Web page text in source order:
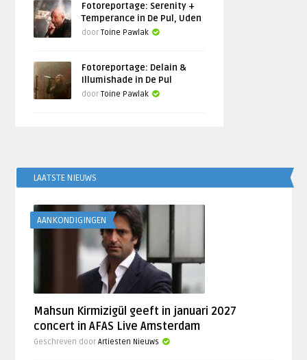
Fotoreportage: Serenity +
Temperance in De Pul, Uden
doorToine Pawlak
Fotoreportage: Delain &
Illumishade in De Pul
doorToine Pawlak
LAATSTE NIEUWS
AANKONDIGINGEN
Mahsun Kirmizigül geeft in januari 2027
concert in AFAS Live Amsterdam
Geschreven doorArtiesten Nieuws